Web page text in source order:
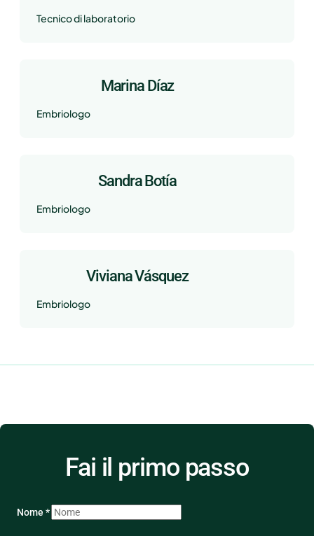
Tecnico di laboratorio
Marina Díaz
Embriologo
Sandra Botía
Embriologo
Viviana Vásquez
Embriologo
Fai il primo passo
Nome *